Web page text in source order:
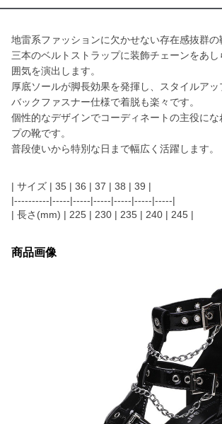
地雷系ファッションに欠かせない存在感抜群の
三本のベルトストラップに装飾チェーンをあ
囲気を演出します。
厚底ソールが脚長効果を発揮し、スタイルアッ
バックファスナー仕様で着脱も楽々です。
個性的なデザインでコーディネートの主役にな
プの靴です。
普段使いから特別な日まで幅広く活躍します。
| サイズ | 35 | 36 | 37 | 38 | 39 |
|----------|-----|-----|-----|-----|-----|-----|
| 長さ(mm) | 225 | 230 | 235 | 240 | 245 |
商品画像